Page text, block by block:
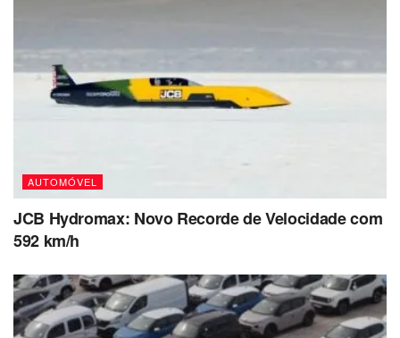
AUTOMÓVEL
JCB Hydromax: Novo Recorde de Velocidade com
592 km/h